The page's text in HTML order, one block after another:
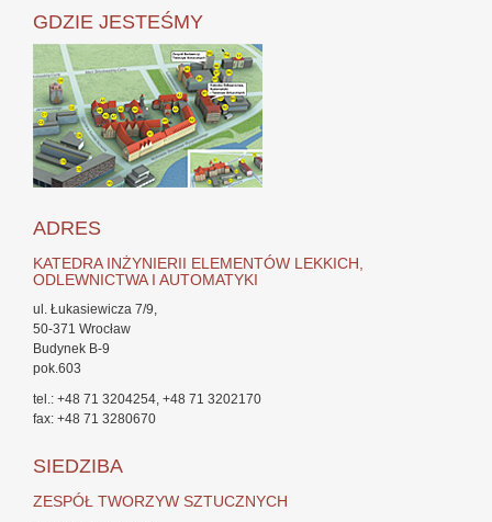
GDZIE JESTEŚMY
ADRES
KATEDRA INŻYNIERII ELEMENTÓW LEKKICH,
ODLEWNICTWA I AUTOMATYKI
ul. Łukasiewicza 7/9,
50-371 Wrocław
Budynek B-9
pok.603
tel.: +48 71 3204254, +48 71 3202170
fax: +48 71 3280670
SIEDZIBA
ZESPÓŁ TWORZYW SZTUCZNYCH